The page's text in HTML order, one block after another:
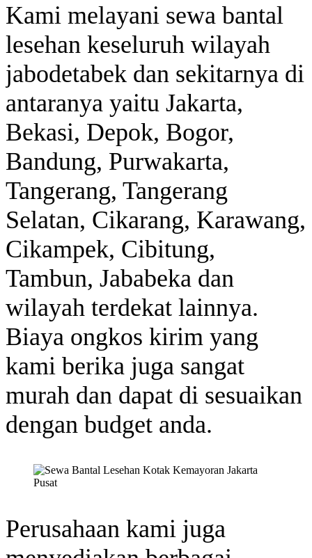
Kami melayani sewa bantal
lesehan keseluruh wilayah
jabodetabek dan sekitarnya di
antaranya yaitu Jakarta,
Bekasi, Depok, Bogor,
Bandung, Purwakarta,
Tangerang, Tangerang
Selatan, Cikarang, Karawang,
Cikampek, Cibitung,
Tambun, Jababeka dan
wilayah terdekat lainnya.
Biaya ongkos kirim yang
kami berika juga sangat
murah dan dapat di sesuaikan
dengan budget anda.
Perusahaan kami juga